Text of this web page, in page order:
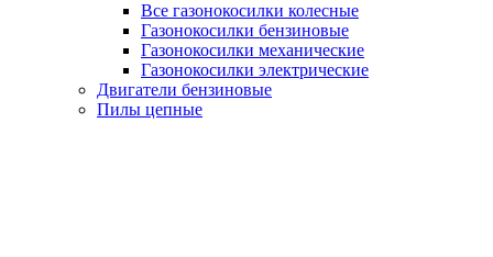
Все газонокосилки колесные
Газонокосилки бензиновые
Газонокосилки механические
Газонокосилки электрические
Двигатели бензиновые
Пилы цепные